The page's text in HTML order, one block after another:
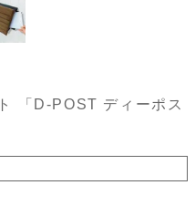
「D-POST ディーポス